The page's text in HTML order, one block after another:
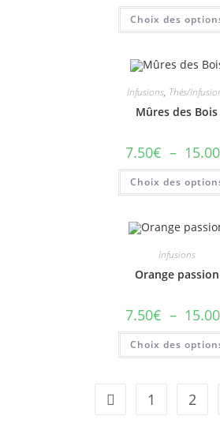
Choix des
Infusions, Thés/
Mûres des Bois
7.50€ – 15.00
Choix des
Infusions
Orange passion
7.50€ – 15.00
Choix des
1 2